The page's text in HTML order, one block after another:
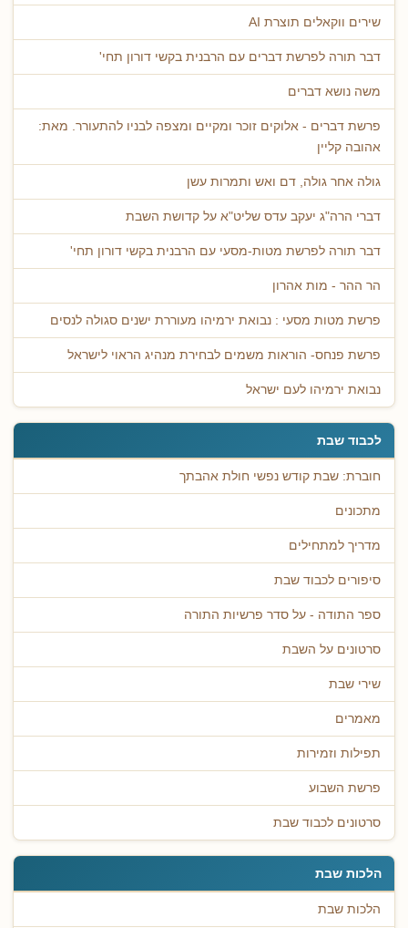
שירים ווקאלים תוצרת AI
דבר תורה לפרשת דברים עם הרבנית בקשי דורון תחי'
משה נושא דברים
פרשת דברים - אלוקים זוכר ומקיים ומצפה לבניו להתעורר. מאת:
אהובה קליין
גולה אחר גולה, דם ואש ותמרות עשן
דברי הרה"ג יעקב עדס שליט"א על קדושת השבת
דבר תורה לפרשת מטות-מסעי עם הרבנית בקשי דורון תחי'
הר ההר - מות אהרון
פרשת מטות מסעי : נבואת ירמיהו מעוררת ישנים סגולה לנסים
פרשת פנחס- הוראות משמים לבחירת מנהיג הראוי לישראל
נבואת ירמיהו לעם ישראל
לכבוד שבת
חוברת: שבת קודש נפשי חולת אהבתך
מתכונים
מדריך למתחילים
סיפורים לכבוד שבת
ספר התודה - על סדר פרשיות התורה
סרטונים על השבת
שירי שבת
מאמרים
תפילות וזמירות
פרשת השבוע
סרטונים לכבוד שבת
הלכות שבת
הלכות שבת